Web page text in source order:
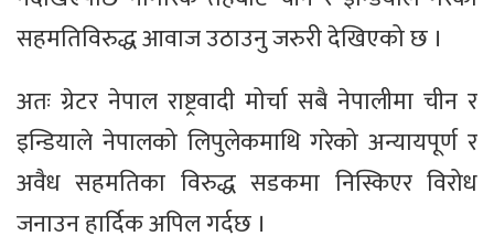
सहमतिविरुद्ध आवाज उठाउनु जरुरी देखिएको छ ।
अतः ग्रेटर नेपाल राष्ट्रवादी मोर्चा सबै नेपालीमा चीन र
इन्डियाले नेपालको लिपुलेकमाथि गरेको अन्यायपूर्ण र
अवैध सहमतिका विरुद्ध सडकमा निस्किएर विरोध
जनाउन हार्दिक अपिल गर्दछ ।